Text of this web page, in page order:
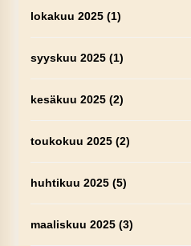
lokakuu 2025(1)
syyskuu 2025(1)
kesäkuu 2025(2)
toukokuu 2025(2)
huhtikuu 2025(5)
maaliskuu 2025(3)